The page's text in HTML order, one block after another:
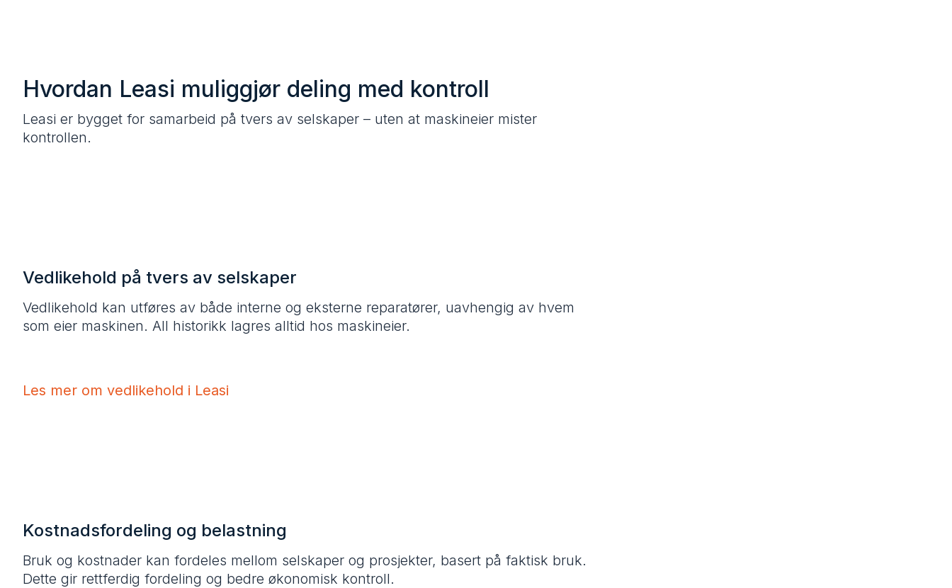
Hvordan Leasi muliggjør deling med kontroll
Leasi er bygget for samarbeid på tvers av selskaper – uten at maskineier mister
kontrollen.
Vedlikehold på tvers av selskaper
Vedlikehold kan utføres av både interne og eksterne reparatører, uavhengig av hvem
som eier maskinen. All historikk lagres alltid hos maskineier.
Les mer om vedlikehold i Leasi
Kostnadsfordeling og belastning
Bruk og kostnader kan fordeles mellom selskaper og prosjekter, basert på faktisk bruk.
Dette gir rettferdig fordeling og bedre økonomisk kontroll.